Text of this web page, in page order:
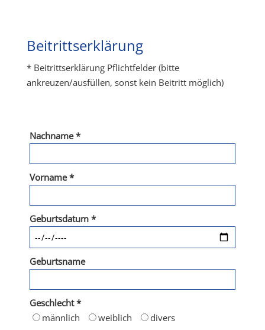
Beitrittserklärung
* Beitrittserklärung Pflichtfelder (bitte
ankreuzen/ausfüllen, sonst kein Beitritt möglich)
Nachname *
Vorname *
Geburtsdatum *
Geburtsname
Geschlecht *
männlich
weiblich
divers